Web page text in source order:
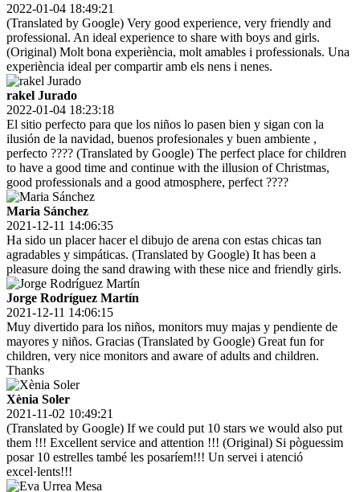
2022-01-04 18:49:21
(Translated by Google) Very good experience, very friendly and
professional. An ideal experience to share with boys and girls.
(Original) Molt bona experiència, molt amables i professionals. Una
experiència ideal per compartir amb els nens i nenes.
rakel Jurado
2022-01-04 18:23:18
El sitio perfecto para que los niños lo pasen bien y sigan con la
ilusión de la navidad, buenos profesionales y buen ambiente ,
perfecto ???? (Translated by Google) The perfect place for children
to have a good time and continue with the illusion of Christmas,
good professionals and a good atmosphere, perfect ????
Maria Sánchez
2021-12-11 14:06:35
Ha sido un placer hacer el dibujo de arena con estas chicas tan
agradables y simpáticas. (Translated by Google) It has been a
pleasure doing the sand drawing with these nice and friendly girls.
Jorge Rodríguez Martín
2021-12-11 14:06:15
Muy divertido para los niños, monitors muy majas y pendiente de
mayores y niños. Gracias (Translated by Google) Great fun for
children, very nice monitors and aware of adults and children.
Thanks
Xènia Soler
2021-11-02 10:49:21
(Translated by Google) If we could put 10 stars we would also put
them !!! Excellent service and attention !!! (Original) Si pòguessim
posar 10 estrelles també les posaríem!!! Un servei i atenció
excel·lents!!!